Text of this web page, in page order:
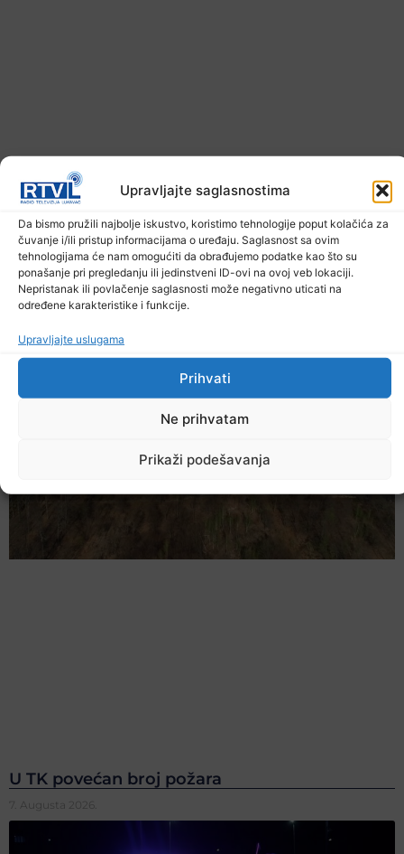
Upravljajte saglasnostima
Da bismo pružili najbolje iskustvo, koristimo tehnologije poput kolačića za
čuvanje i/ili pristup informacijama o uređaju. Saglasnost sa ovim
tehnologijama će nam omogućiti da obrađujemo podatke kao što su
ponašanje pri pregledanju ili jedinstveni ID-ovi na ovoj veb lokaciji.
Nepristanak ili povlačenje saglasnosti može negativno uticati na
određene karakteristike i funkcije.
Upravljajte uslugama
Prihvati
Ne prihvatam
Prikaži podešavanja
Podijelite na mrežama
Ostale novosti
U TK povećan broj požara
7. Augusta 2026.